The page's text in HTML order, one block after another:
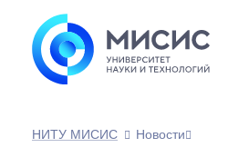
НИТУ МИСИС Новости